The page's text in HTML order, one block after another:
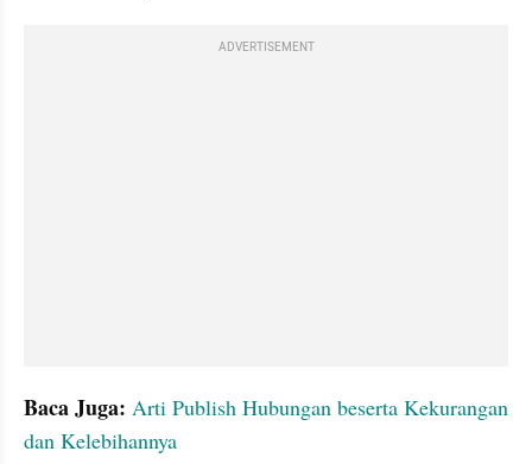
ADVERTISEMENT
Baca Juga: Arti Publish Hubungan beserta Kekurangan
dan Kelebihannya